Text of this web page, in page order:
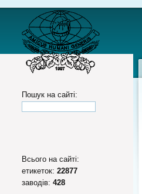
Пошук на сайті:
Всього на сайті:
етикеток: 22877
заводів: 428